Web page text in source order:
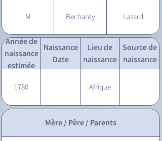
M Bechanty Lazard
Année de
naissance
estimée
Naissance
Date
Lieu de
naissance
Source de
naissance
1780 Afrique
Mère / Père / Parents